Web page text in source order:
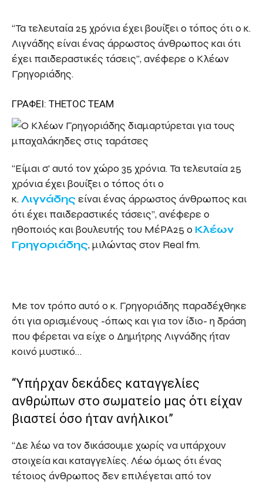
“Τα τελευταία 25 χρόνια έχει βουίξει ο τόπος ότι ο κ.
Λιγνάδης είναι ένας άρρωστος άνθρωπος και ότι
έχει παιδεραστικές τάσεις”, ανέφερε ο Κλέων
Γρηγοριάδης.
ΓΡΑΦΕΙ: THETOC TEAM
“Είμαι σ’ αυτό τον χώρο 35 χρόνια. Τα τελευταία 25
χρόνια έχει βουίξει ο τόπος ότι ο
κ.Λιγνάδηςείναι ένας άρρωστος άνθρωπος και
ότι έχει παιδεραστικές τάσεις”, ανέφερε ο
ηθοποιός και βουλευτής του ΜέΡΑ25 ο Κλέων
Γρηγοριάδης, μιλώντας στον Real fm.
Με τον τρόπο αυτό ο κ. Γρηγοριάδης παραδέχθηκε
ότι για ορισμένους -όπως και για τον ίδιο- η δράση
που φέρεται να είχε ο Δημήτρης Λιγνάδης ήταν
κοινό μυστικό…
“Υπήρχαν δεκάδες καταγγελίες
ανθρώπων στο σωματείο μας ότι είχαν
βιαστεί όσο ήταν ανήλικοι”
“Δε λέω να τον δικάσουμε χωρίς να υπάρχουν
στοιχεία και καταγγελίες. Λέω όμως ότι ένας
τέτοιος άνθρωπος δεν επιλέγεται από τον